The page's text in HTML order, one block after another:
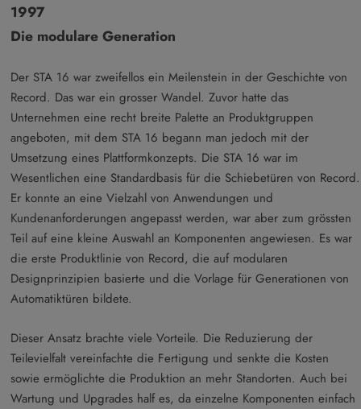
1997
Die modulare Generation
Der STA 16 war zweifellos ein Meilenstein in der Geschichte von
Record. Das war ein grosser Wandel. Zuvor hatte das
Unternehmen eine recht breite Palette an Produktgruppen
angeboten, mit dem STA 16 begann man jedoch mit der
Umsetzung eines Plattformkonzepts. Die STA 16 war im
Wesentlichen eine Standardbasis für die Schiebetüren von Record.
Er konnte an eine Vielzahl von Anwendungen und
Kundenanforderungen angepasst werden, war aber zum grössten
Teil auf eine kleine Auswahl an Komponenten angewiesen. Es war
die erste Produktlinie von Record, die auf modularen
Designprinzipien basierte und die Vorlage für Generationen von
Automatiktüren bildete.
Dieser Ansatz brachte viele Vorteile. Die Reduzierung der
Teilevielfalt vereinfachte die Fertigung und senkte die Kosten
sowie ermöglichte die Produktion an mehr Standorten. Auch bei
Wartung und Upgrades half es, da einzelne Komponenten einfach